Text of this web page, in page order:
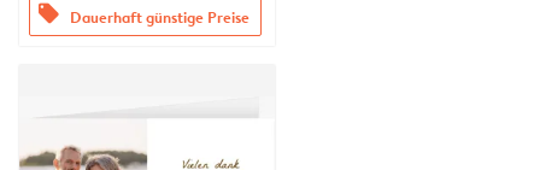
offers Dauerhaft günstige Preise